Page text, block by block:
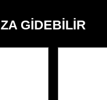
GIDEBILIR